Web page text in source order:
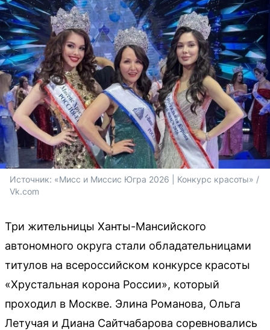
Источник: «Мисс и Миссис Югра 2026 | Конкурс красоты» /
Vk.com
Три жительницы Ханты-Мансийского
автономного округа стали обладательницами
титулов на всероссийском конкурсе красоты
«Хрустальная корона России», который
проходил в Москве. Элина Романова, Ольга
Летучая и Диана Сайтчабарова соревновались